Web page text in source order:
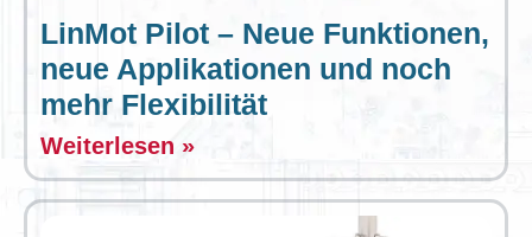
LinMot Pilot – Neue Funktionen,
neue Applikationen und noch
mehr Flexibilität
Weiterlesen »